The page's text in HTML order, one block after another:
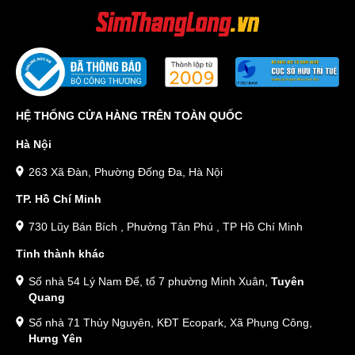
HỆ THỐNG CỬA HÀNG TRÊN TOÀN QUỐC
Hà Nội
263 Xã Đàn, Phường Đống Đa, Hà Nội
TP. Hồ Chí Minh
730 Lũy Bán Bích , Phường Tân Phú , TP Hồ Chí Minh
Tỉnh thành khác
Số nhà 54 Lý Nam Đế, tổ 7 phường Minh Xuân, Tuyên
Quang
Số nhà 71 Thủy Nguyên, KĐT Ecopark, Xã Phụng Công,
Hưng Yên